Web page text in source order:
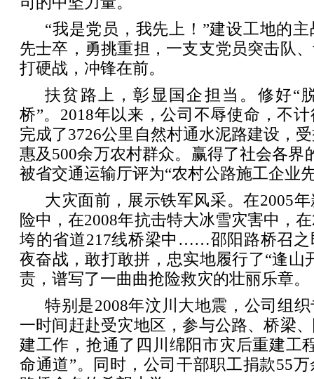
“我是党员，我先上！”建设工地的
先士卒，勇挑重担，一支支党员突击队
打硬战，冲锋在前。
扶贫路上，彰显国企担当。修好“
桥”。2018年以来，公司不辱使命，不
完成了3726公里自然村通水泥路建设，
惠及500余万农村群众。赢得了社会各界
被省交通运输厅评为“农村公路施工企业
大灾面前，展示铁军风采。在2005
险中，在2008年抗击特大冰雪灾害中，
垮的省道217线桥梁中……邵阳路桥召之
夜奋战，敢打敢拼，忠实地履行了“逢山
责，谱写了一曲曲抢险救灾的壮丽乐章。
特别是2008年汶川大地震，公司组
一时间赶赴受灾地区，参与公路、桥梁
建工作，抢通了四川绵阳市灾后重建工
命通道”。同时，公司干部职工捐款55